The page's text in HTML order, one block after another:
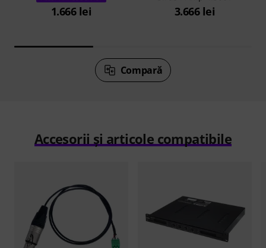
1.666 lei 3.666 lei
Compară
Accesorii și articole compatibile